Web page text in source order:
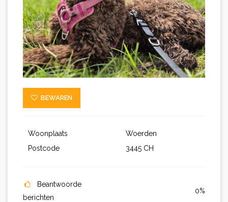
BEWAREN
Woonplaats
Woerden
Postcode
3445 CH
Beantwoorde
berichten
0%